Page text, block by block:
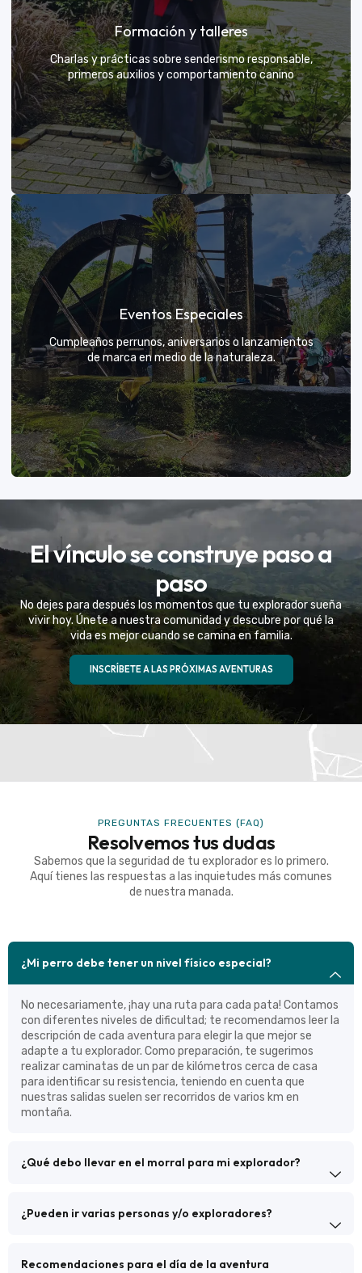
Tú eliges el parche y nosotros nos encargamos de
una aventura exclusiva
Formación y talleres
Charlas y prácticas sobre senderismo responsable,
primeros auxilios y comportamiento canino
Formación y talleres
Aprende de expertos a ser el mejor guía para tu
propio explorador
VER MÁS
Eventos Especiales
Cumpleaños perrunos, aniversarios o lanzamientos
de marca en medio de la naturaleza.
Eventos Especiales
Celebramos la vida de tu mejor amigo con una
experiencia fuera de serie
VER MÁS
El vínculo se construye paso a
paso
No dejes para después los momentos que tu explorador sueña
vivir hoy. Únete a nuestra comunidad y descubre por qué la
vida es mejor cuando se camina en familia.
INSCRÍBETE A LAS PRÓXIMAS AVENTURAS
PREGUNTAS FRECUENTES (FAQ)
Resolvemos tus dudas
Sabemos que la seguridad de tu explorador es lo primero.
Aquí tienes las respuestas a las inquietudes más comunes
de nuestra manada.
¿Mi perro debe tener un nivel físico especial?
No necesariamente, ¡hay una ruta para cada pata! Contamos
con diferentes niveles de dificultad; te recomendamos leer la
descripción de cada aventura para elegir la que mejor se
adapte a tu explorador. Como preparación, te sugerimos
realizar caminatas de un par de kilómetros cerca de casa
para identificar su resistencia, teniendo en cuenta que
nuestras salidas suelen ser recorridos de varios km en
montaña.
¿Qué debo llevar en el morral para mi explorador?
¿Pueden ir varias personas y/o exploradores?
Recomendaciones para el día de la aventura